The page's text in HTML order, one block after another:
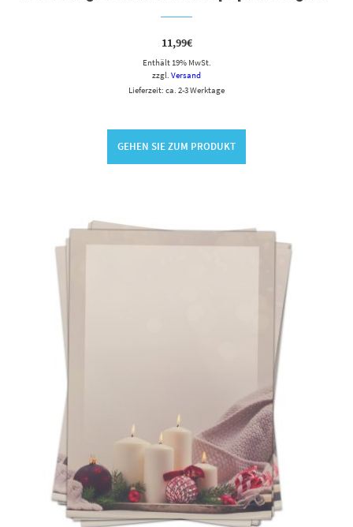
11,99€
Enthält 19% MwSt.
zzgl. Versand
Lieferzeit: ca. 2-3 Werktage
GEHEN SIE ZUM PRODUKT